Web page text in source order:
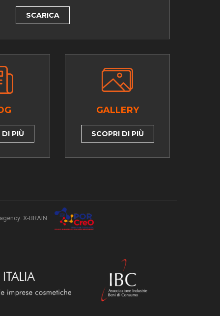
SCARICA
DI PIÙ
GALLERY
SCOPRI DI PIÙ
X-BRAIN